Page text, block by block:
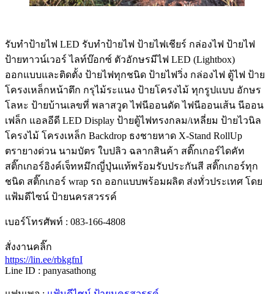
รับทําป้ายไฟ LED รับทำป้ายไฟ ป้ายไฟเชียร์ กล่องไฟ ป้ายไฟ
ป้ายทาวน์เวอร์ ไลท์บ๊อกซ์ ตัวอักษรมีไฟ LED (Lightbox)
ออกแบบและติดตั้ง ป้ายไฟทุกชนิด ป้ายไฟวิ่ง กล่องไฟ ตู้ไฟ ป้าย
โครงเหล็กหน้าตึก กรุไม้ระแนง ป้ายโครงไม้ ทุกรูปแบบ อักษร
โลหะ ป้ายบ้านเลขที่ พลาสวูด ไฟนีออนดัด ไฟนีออนเส้น นีออน
เฟล็ก แอลอีดี LED Display ป้ายตู้ไฟทรงกลม/เหลี่ยม ป้ายไวนิล
โครงไม้ โครงเหล็ก Backdrop ธงชายหาด X-Stand RollUp
ตรายางด่วน นามบัตร ใบปลิว ฉลากสินค้า สติ๊กเกอร์ไดคัท
สติ๊กเกอร์อิงค์เจ็ทหมึกญี่ปุ่นแท้พร้อมรับประกันสี สติ๊กเกอร์ทุก
ชนิด สติ๊กเกอร์ wrap รถ ออกแบบพร้อมผลิต ส่งทั่วประเทศ โดย
แฟ้มดีไซน์ ป้ายนครสวรรค์
เบอร์โทรศัพท์ : 083-166-4808
สั่งงานคลิ๊ก
https://lin.ee/rbkgfnI
Line ID : panyasathong